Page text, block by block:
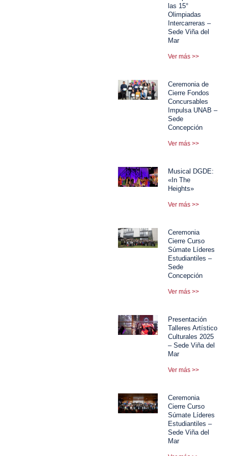
las 15°
Olimpiadas
Intercarreras –
Sede Viña del
Mar
Ver más >>
Ceremonia de
Cierre Fondos
Concursables
Impulsa UNAB –
Sede
Concepción
Ver más >>
Musical DGDE:
«In The
Heights»
Ver más >>
Ceremonia
Cierre Curso
Súmate Líderes
Estudiantiles –
Sede
Concepción
Ver más >>
Presentación
Talleres Artístico
Culturales 2025
– Sede Viña del
Mar
Ver más >>
Ceremonia
Cierre Curso
Súmate Líderes
Estudiantiles –
Sede Viña del
Mar